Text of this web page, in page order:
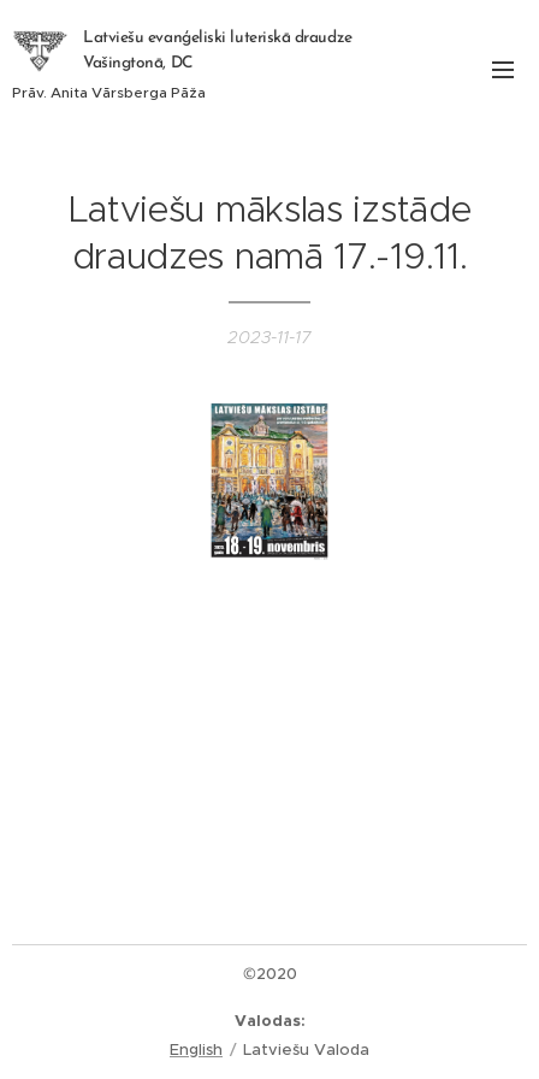
Latviešu evanģeliski luteriskā draudze
Vašingtonā, DC
Prāv. Anita Vārsberga Pāža
Latviešu mākslas izstāde
draudzes namā 17.-19.11.
2023-11-17
©2020
Valodas
English
Latviešu Valoda